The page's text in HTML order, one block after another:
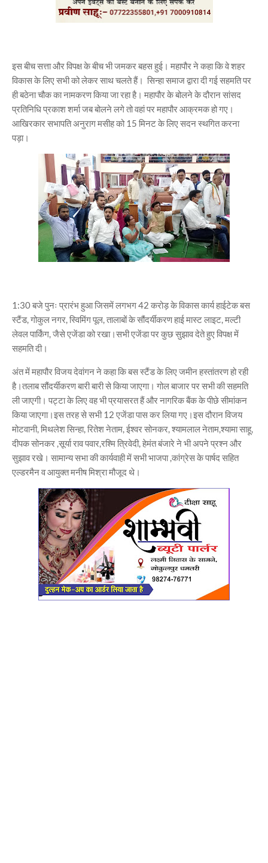
इस बीच सत्ता और विपक्ष के बीच भी जमकर बहस हुई। महापौर ने कहा कि वे शहर
विकास के लिए सभी को लेकर साथ चलते हैं। सिन्हा समाज द्वारा दी गई सहमति पर
ही बठेना चौक का नामकरण किया जा रहा है। महापौर के बोलने के दौरान सांसद
प्रतिनिधि प्रकाश शर्मा जब बोलने लगे तो वहां पर महापौर आक्रमक हो गए।
आखिरकार सभापति अनुराग मसीह को 15 मिनट के लिए सदन स्थगित करना
पड़ा।
1:30 बजे पुनः प्रारंभ हुआ जिसमें लगभग 42 करोड़ के विकास कार्य हाईटेक बस
स्टैंड, गोकुल नगर, स्विमिंग पूल, तालाबों के सौंदर्यीकरण हाई मास्ट लाइट, मल्टी
लेवल पार्किंग, जैसे एजेंडा को रखा।सभी एजेंडा पर कुछ सुझाव देते हुए विपक्ष में
सहमति दी।
अंत में महापौर विजय देवांगन ने कहा कि बस स्टैंड के लिए जमीन हस्तांतरण हो रही
है।तलाब सौंदर्यीकरण बारी बारी से किया जाएगा। गोल बाजार पर सभी की सहमति
ली जाएगी। पट्टा के लिए वह भी प्रयासरत हैं और नागरिक बैंक के पीछे सीमांकन
किया जाएगा।इस तरह से सभी 12 एजेंडा पास कर लिया गए।इस दौरान विजय
मोटवानी, मिथलेश सिन्हा, रितेश नेताम, ईश्वर सोनकर, श्यामलाल नेताम,श्यामा साहू,
दीपक सोनकर ,सूर्या राव पवार,रश्मि त्रिवेदी, हेमंत बंजारे ने भी अपने प्रश्न और
सुझाव रखे। सामान्य सभा की कार्यवाही में सभी भाजपा ,कांग्रेस के पार्षद सहित
एल्डरमैन व आयुक्त मनीष मिश्रा मौजूद थे।